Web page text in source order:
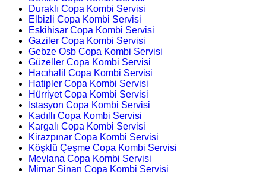
Duraklı Copa Kombi Servisi
Elbizli Copa Kombi Servisi
Eskihisar Copa Kombi Servisi
Gaziler Copa Kombi Servisi
Gebze Osb Copa Kombi Servisi
Güzeller Copa Kombi Servisi
Hacıhalil Copa Kombi Servisi
Hatipler Copa Kombi Servisi
Hürriyet Copa Kombi Servisi
İstasyon Copa Kombi Servisi
Kadıllı Copa Kombi Servisi
Kargalı Copa Kombi Servisi
Kirazpınar Copa Kombi Servisi
Köşklü Çeşme Copa Kombi Servisi
Mevlana Copa Kombi Servisi
Mimar Sinan Copa Kombi Servisi